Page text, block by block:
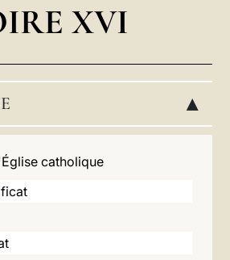
DEUTSCH
LATINE
XVI
▸
catholique